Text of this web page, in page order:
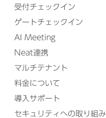
受付チェックイン
ゲートチェックイン
AI Meeting
Neat連携
マルチテナント
料金について
導入サポート
セキュリティへの取り組み